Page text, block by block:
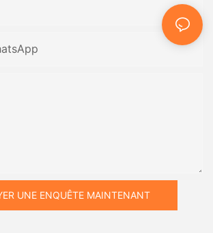
UNE ENQUÊTE MAINTENANT